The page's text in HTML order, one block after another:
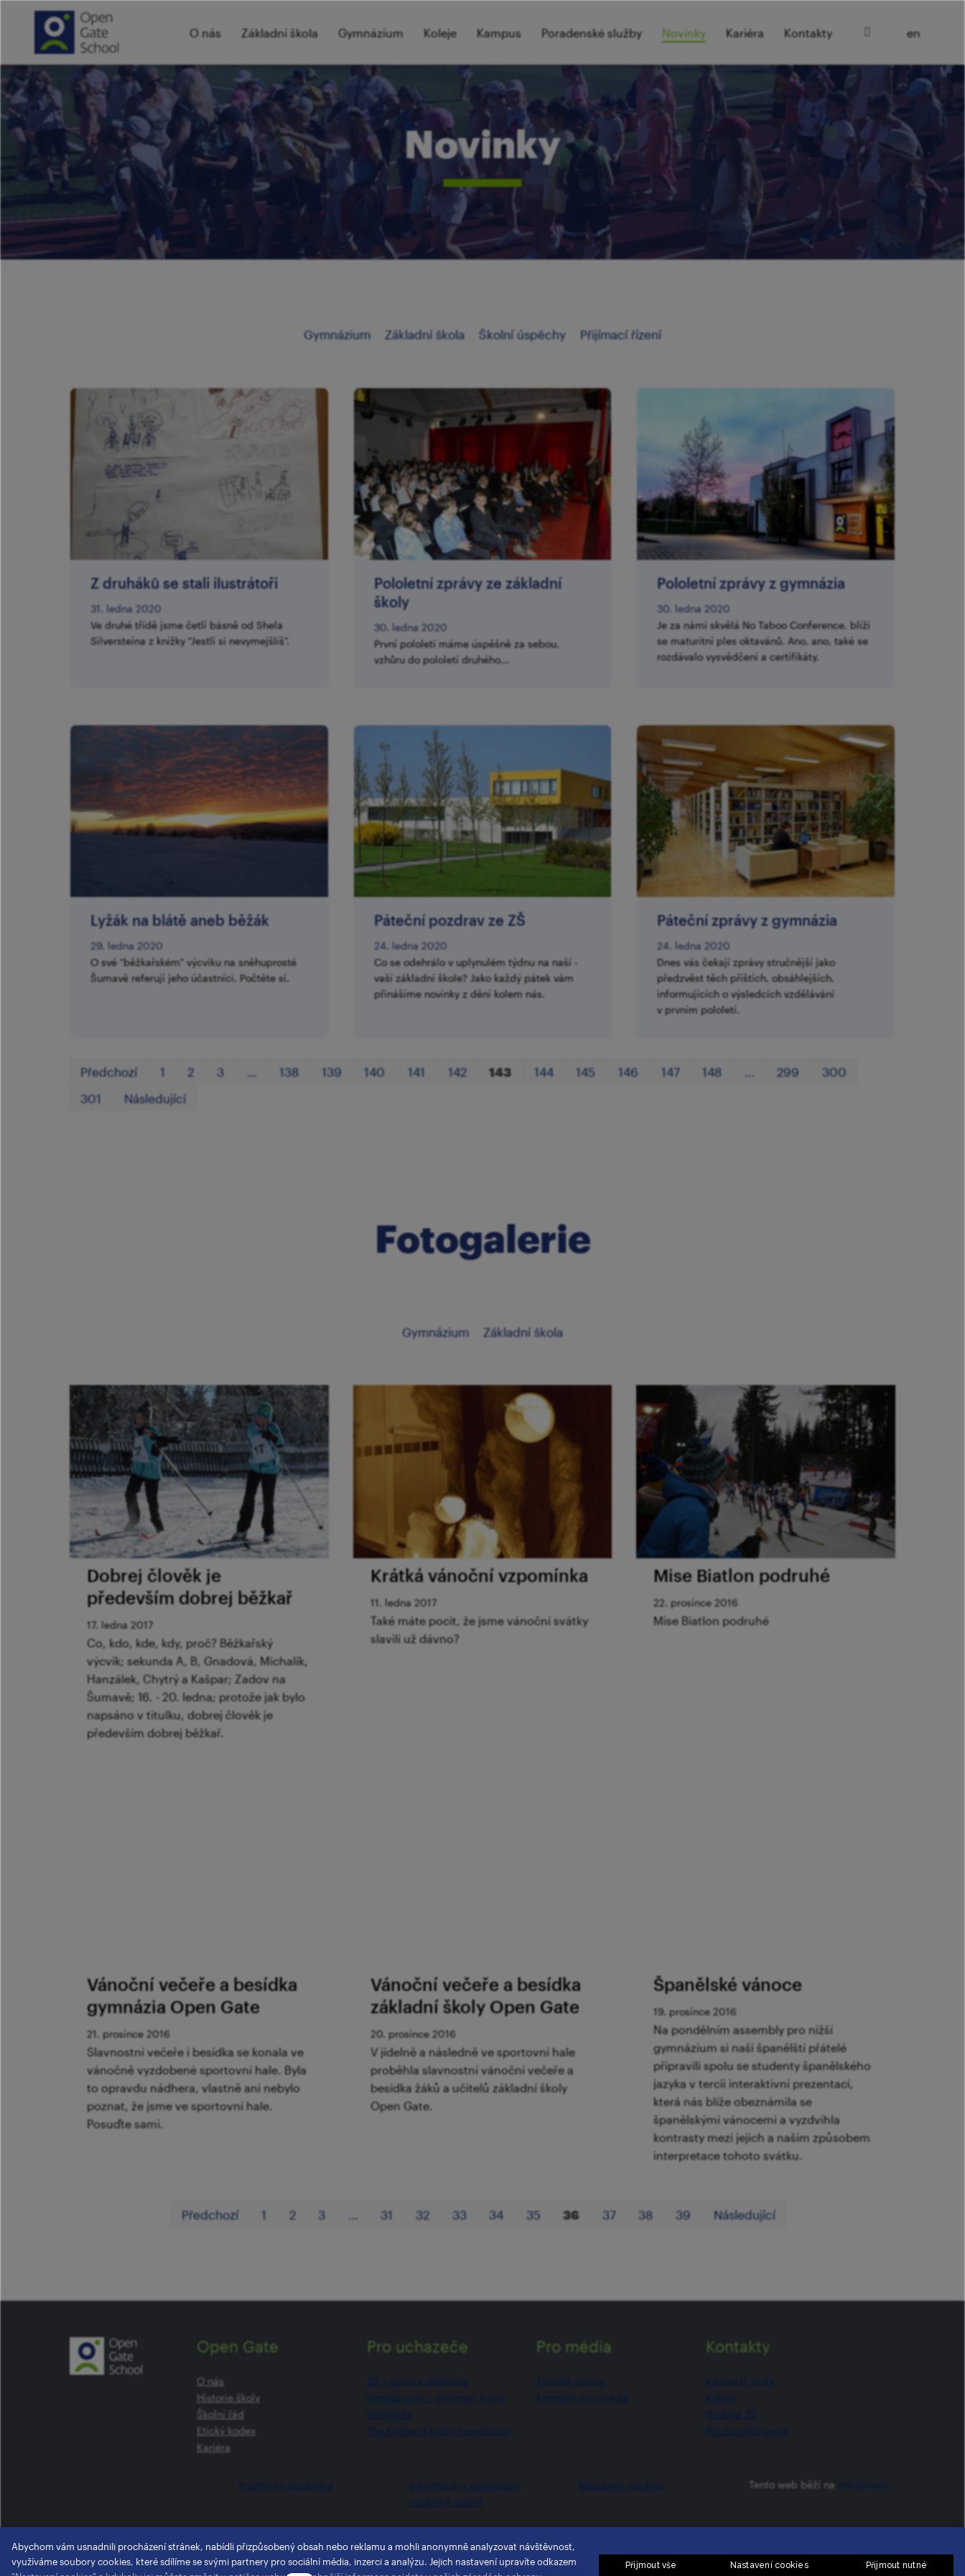
O nás Základní škola Gymnázium Koleje Kampus Poradenské služby Novinky Kariéra Kontakty cz
en
Novinky
Gymnázium Základní škola Školní úspěchy Přijímací řízení
Z druháků se stali ilustrátoři
31. ledna 2020
Ve druhé třídě jsme četli básně od Shela
Silversteina z knížky "Jestli si nevymejšlíš".
Pololetní zprávy ze základní
školy
30. ledna 2020
První pololetí máme úspěšně za sebou,
vzhůru do pololetí druhého...
Pololetní zprávy z gymnázia
30. ledna 2020
Je za námi skvělá No Taboo Conference, blíží
se maturitní ples oktavánů. Ano, ano, také se
rozdávalo vysvědčení a certifikáty.
Lyžák na blátě aneb běžák
29. ledna 2020
O své "běžkařském" výcviku na sněhuprosté
Šumavě referují jeho účastníci. Počtěte si.
Páteční pozdrav ze ZŠ
24. ledna 2020
Co se odehrálo v uplynulém týdnu na naší -
vaší základní škole? Jako každý pátek vám
přinášíme novinky z dění kolem nás.
Páteční zprávy z gymnázia
24. ledna 2020
Dnes vás čekají zprávy stručnější jako
předzvěst těch příštích, obsáhlejších,
informujících o výsledcích vzdělávání
v prvním pololetí.
Předchozí 1 2 3 138 139 140 141 142 143 144 145 146 147 148 299
300
301
Následující
Fotogalerie
Gymnázium Základní škola
Dobrej člověk je
především dobrej běžkař
17. ledna 2017
Co, kdo, kde, kdy, proč? Běžkařský
výcvik; sekunda A, B, Gnadová, Michalik,
Hanzálek, Chytrý a Kašpar; Zadov na
Šumavě; 16. - 20. ledna; protože jak bylo
napsáno v titulku, dobrej člověk je
především dobrej běžkař.
Krátká vánoční vzpomínka
11. ledna 2017
Také máte pocit, že jsme vánoční svátky
slavili už dávno?
Mise Biatlon podruhé
22. prosince 2016
Mise Biatlon podruhé
Vánoční večeře a besídka
gymnázia Open Gate
21. prosince 2016
Slavnostní večeře i besídka se konala ve
vánočně vyzdobené sportovní hale. Byla
to opravdu nádhera, vlastně ani nebylo
poznat, že jsme ve sportovní hale.
Posuďte sami.
Vánoční večeře a besídka
základní školy Open Gate
20. prosince 2016
V jídelně a následně ve sportovní hale
proběhla slavnostní vánoční večeře a
besídka žáků a učitelů základní školy
Open Gate.
Španělské vánoce
19. prosince 2016
Na pondělním assembly pro nižší
gymnázium si naši španělští přátelé
připravili spolu se studenty španělského
jazyka v tercii interaktivní prezentaci,
která nás blíže obeznámila se
španělskými vánocemi a vyzdvihla
kontrasty mezi jejich a naším způsobem
interpretace tohoto svátku.
Předchozí 1 2 3 31 32 33 34 35 36 37 38 39 Následující
Open Gate
O nás
Historie školy
Školní řád
Etický kodex
Kariéra
Pro uchazeče Pro média Kontakty
Tento web běží na
Abychom vám usnadnili procházení stránek, nabídli přizpůsobený obsah nebo reklamu a mohli anonymně analyzovat návštěvnost,
využíváme soubory cookies, které sdílíme se svými partnery pro sociální média, inzerci a analýzu. Jejich nastavení upravíte odkazem
Přijmout nutné
Nastavení cookies
Přijmout vše